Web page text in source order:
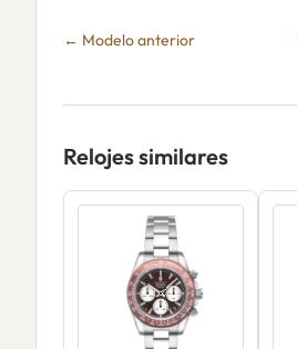
← Modelo anterior
Relojes similares